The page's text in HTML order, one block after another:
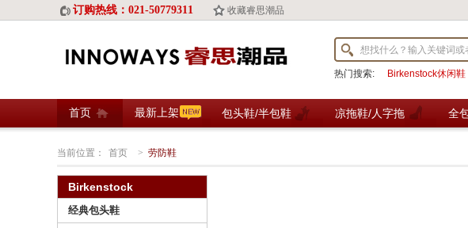
订购热线：021-50779311 收藏睿思潮品
热门搜索: Birkenstock休闲鞋
首页 最新上架 包头鞋/半包鞋 凉拖鞋/人字拖 全
当前位置： 首页 > 劳防鞋
Birkenstock
经典包头鞋